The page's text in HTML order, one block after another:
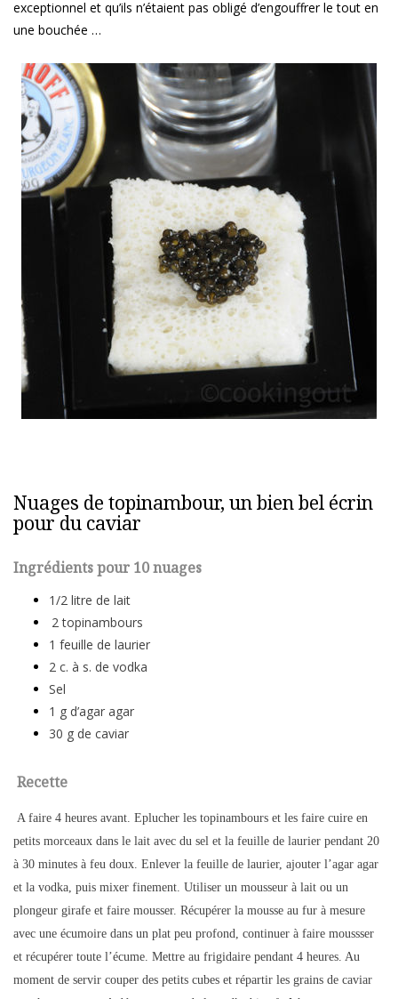
exceptionnel et qu’ils n’étaient pas obligé d’engouffrer le tout en
une bouchée …
Nuages de topinambour, un bien bel écrin
pour du caviar
Ingrédients pour 10 nuages
1/2 litre de lait
2 topinambours
1 feuille de laurier
2 c. à s. de vodka
Sel
1 g d’agar agar
30 g de caviar
Recette
A faire 4 heures avant. Eplucher les topinambours et les faire cuire en
petits morceaux dans le lait avec du sel et la feuille de laurier pendant 20
à 30 minutes à feu doux. Enlever la feuille de laurier, ajouter l’agar agar
et la vodka, puis mixer finement. Utiliser un mousseur à lait ou un
plongeur girafe et faire mousser. Récupérer la mousse au fur à mesure
avec une écumoire dans un plat peu profond, continuer à faire moussser
et récupérer toute l’écume. Mettre au frigidaire pendant 4 heures. Au
moment de servir couper des petits cubes et répartir les grains de caviar